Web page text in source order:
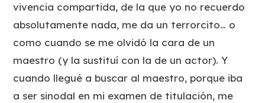
vivencia compartida, de la que yo no recuerdo
absolutamente nada, me da un terrorcito… o
como cuando se me olvidó la cara de un
maestro (y la sustituí con la de un actor). Y
cuando llegué a buscar al maestro, porque iba
a ser sinodal en mi examen de titulación, me